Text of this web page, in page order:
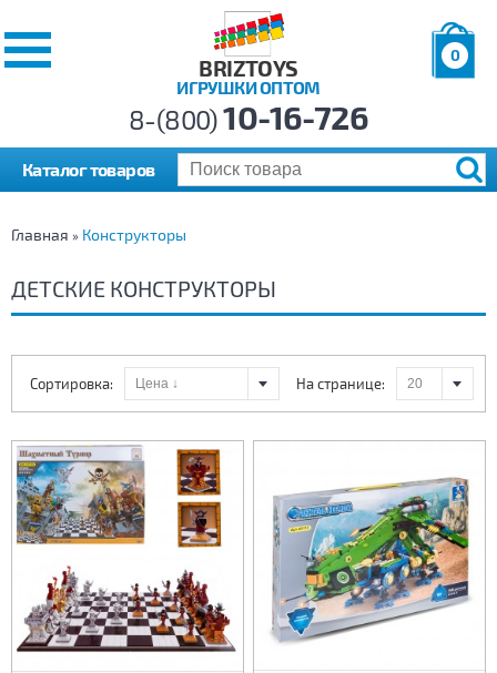
BRIZTOYS
ИГРУШКИ ОПТОМ
0
р.
8-(800)10-16-726
Каталог товаров
Главная » Конструкторы
ДЕТСКИЕ КОНСТРУКТОРЫ
На странице:
Сортировка: